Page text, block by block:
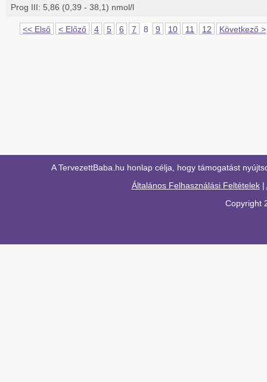
Prog III: 5,86 (0,39 - 38,1) nmol/l
<< Első < Előző 4 5 6 7 8 9 10 11 12 Következő >
A TervezettBaba.hu honlap célja, hogy támogatást
Általános Felhasználási Feltételek|
Copyright